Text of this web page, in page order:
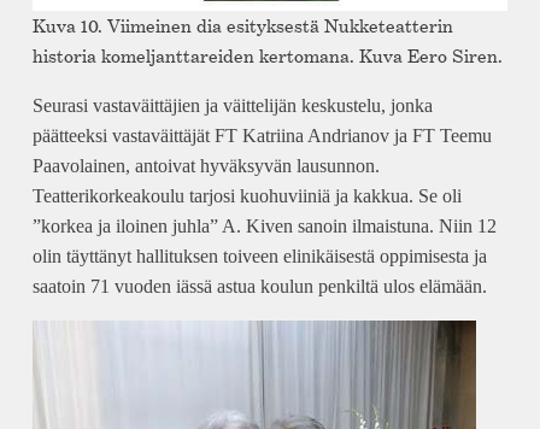
Kuva 10. Viimeinen dia esityksestä Nukketeatterin
historia komeljanttareiden kertomana. Kuva Eero Siren.
Seurasi vastaväittäjien ja väittelijän keskustelu, jonka
päätteeksi vastaväittäjät FT Katriina Andrianov ja FT Teemu
Paavolainen, antoivat hyväksyvän lausunnon.
Teatterikorkeakoulu tarjosi kuohuviiniä ja kakkua. Se oli
”korkea ja iloinen juhla” A. Kiven sanoin ilmaistuna. Niin 12
olin täyttänyt hallituksen toiveen elinikäisestä oppimisesta ja
saatoin 71 vuoden iässä astua koulun penkiltä ulos elämään.